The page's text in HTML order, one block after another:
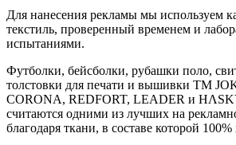
Для нанесения рекламы мы используем
текстиль, проверенный временем и
испытаниями.
Футболки, бейсболки, рубашки поло,
толстовки для печати и вышивки TM
CORONA, REDFORT, LEADER и
считаются одними из лучших на
благодаря ткани, в составе которой